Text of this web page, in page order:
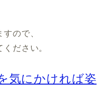
ので、
ださい。
気にかければ姿